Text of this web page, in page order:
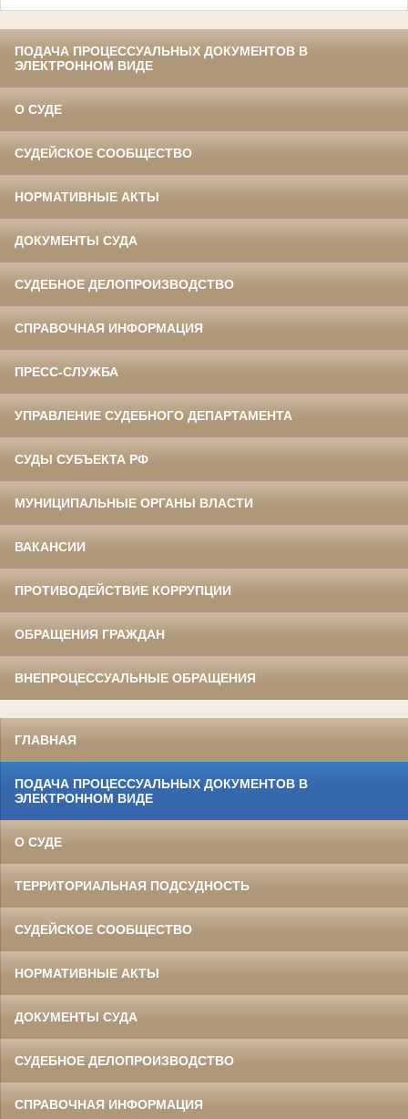
ПОДАЧА ПРОЦЕССУАЛЬНЫХ ДОКУМЕНТОВ В
ЭЛЕКТРОННОМ ВИДЕ
О СУДЕ
СУДЕЙСКОЕ СООБЩЕСТВО
НОРМАТИВНЫЕ АКТЫ
ДОКУМЕНТЫ СУДА
СУДЕБНОЕ ДЕЛОПРОИЗВОДСТВО
СПРАВОЧНАЯ ИНФОРМАЦИЯ
ПРЕСС-СЛУЖБА
УПРАВЛЕНИЕ СУДЕБНОГО ДЕПАРТАМЕНТА
СУДЫ СУБЪЕКТА РФ
МУНИЦИПАЛЬНЫЕ ОРГАНЫ ВЛАСТИ
ВАКАНСИИ
ПРОТИВОДЕЙСТВИЕ КОРРУПЦИИ
ОБРАЩЕНИЯ ГРАЖДАН
ВНЕПРОЦЕССУАЛЬНЫЕ ОБРАЩЕНИЯ
ГЛАВНАЯ
ПОДАЧА ПРОЦЕССУАЛЬНЫХ ДОКУМЕНТОВ В
ЭЛЕКТРОННОМ ВИДЕ
О СУДЕ
ТЕРРИТОРИАЛЬНАЯ ПОДСУДНОСТЬ
СУДЕЙСКОЕ СООБЩЕСТВО
НОРМАТИВНЫЕ АКТЫ
ДОКУМЕНТЫ СУДА
СУДЕБНОЕ ДЕЛОПРОИЗВОДСТВО
СПРАВОЧНАЯ ИНФОРМАЦИЯ